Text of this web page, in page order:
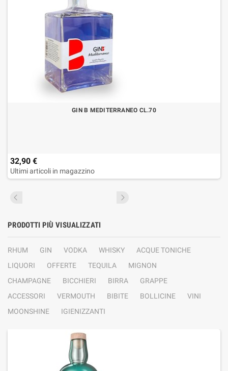
GIN B MEDITERRANEO CL.70
32,90 €
Ultimi articoli in magazzino
PRODOTTI PIÙ VISUALIZZATI
RHUM GIN VODKA WHISKY
ACQUE TONICHE
LIQUORI
OFFERTE TEQUILA
MIGNON
CHAMPAGNE
BICCHIERI BIRRA
GRAPPE
ACCESSORI
VERMOUTH BIBITE BOLLICINE
VINI
MOONSHINE
IGIENIZZANTI